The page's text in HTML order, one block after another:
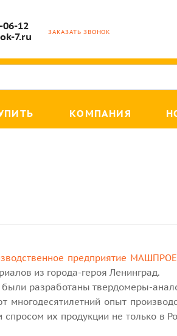
06-12
7.ru
ЗАКАЗАТЬ ЗВОНОК
КОМПАНИЯ
предприятие
из города-героя Ленинград.
разработаны твердомеры-
многодесятилетний опыт
их продукции не только в